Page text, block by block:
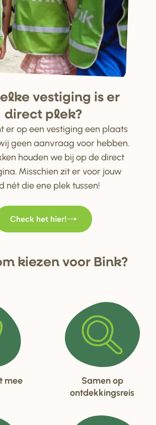
vestiging is er
direct plek?
er op een vestiging een plaats
geen aanvraag voor hebben.
houden we bij op de direct
Misschien zit er voor jouw
nét die ene plek tussen!
Check het hier!
kiezen voorBink?
mee
Samen op
ontdekkingsreis